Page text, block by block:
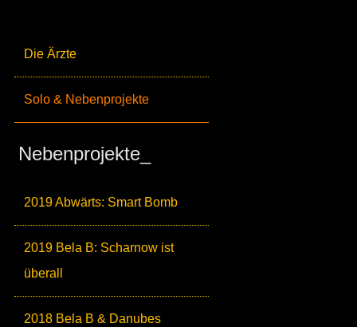
Die Ärzte
Solo & Nebenprojekte
Nebenprojekte_
2019 Abwärts: Smart Bomb
2019 Bela B: Scharnow ist
überall
2018 Bela B & Danubes